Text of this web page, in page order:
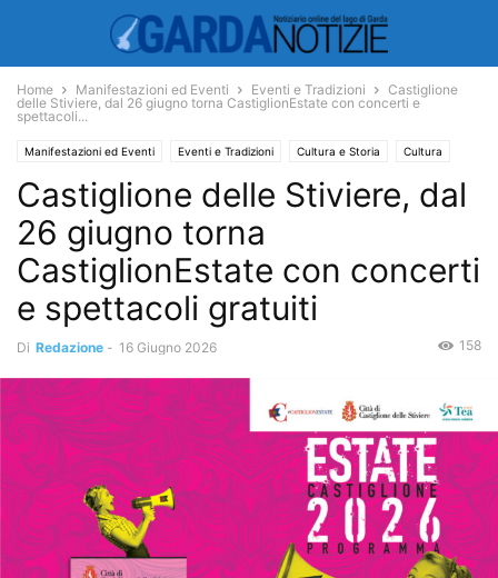
Home Manifestazioni ed Eventi Eventi e Tradizioni
Castiglione
delle Stiviere, dal 26 giugno torna CastiglionEstate con concerti e
spettacoli...
Manifestazioni ed Eventi Eventi e Tradizioni Cultura e Storia Cultura
Concerti Jazz Teatro
Castiglione delle Stiviere, dal
26 giugno torna
CastiglionEstate con concerti
e spettacoli gratuiti
Di Redazione - 16 Giugno 2026 158